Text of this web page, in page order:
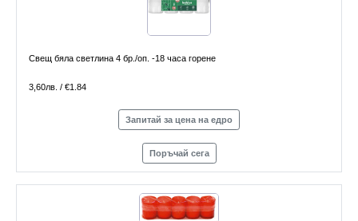
Свещ бяла светлина 4 бр./оп. -18 часа горене
3,60лв. / €1.84
Запитай за цена на едро
Поръчай сега